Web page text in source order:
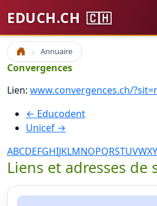
EDUCH.CH 🇨🇭
Accueil Annuaire
Convergences
Lien: www.convergences.ch/
← Educodent
Unicef →
ABCDEFGHIJKLMNOPQRSTUVWXY
Liens et adresses de